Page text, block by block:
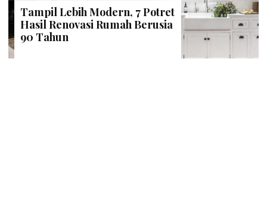
Tampil Lebih Modern, 7 Potret
Hasil Renovasi Rumah Berusia
90 Tahun